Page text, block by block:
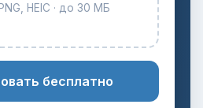
HEIC · до 30 МБ
бесплатно